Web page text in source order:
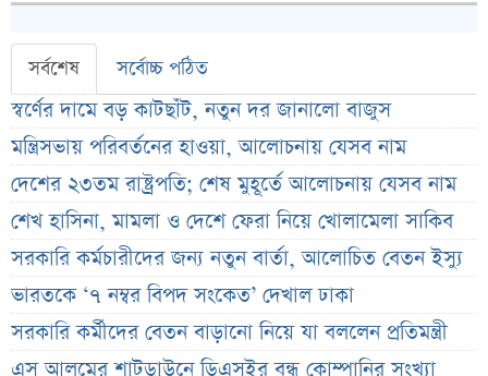
সর্বশেষ সর্বোচ্চ পঠিত
স্বর্ণের দামে বড় কাটছাঁট, নতুন দর জানালো বাজুস
মন্ত্রিসভায় পরিবর্তনের হাওয়া, আলোচনায় যেসব নাম
দেশের ২৩তম রাষ্ট্রপতি; শেষ মুহূর্তে আলোচনায় যেসব নাম
শেখ হাসিনা, মামলা ও দেশে ফেরা নিয়ে খোলামেলা সাকিব
সরকারি কর্মচারীদের জন্য নতুন বার্তা, আলোচিত বেতন ইস্যু
ভারতকে ‘৭ নম্বর বিপদ সংকেত’ দেখাল ঢাকা
সরকারি কর্মীদের বেতন বাড়ানো নিয়ে যা বললেন প্রতিমন্ত্রী
এস আলমের শাটডাউনে ডিএসইর বন্ধ কোম্পানির সংখ্যা